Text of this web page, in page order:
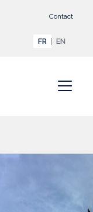
Contact
FR EN